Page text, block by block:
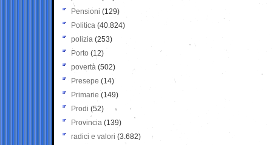
Pensioni (129)
Politica (40.824)
polizia (253)
Porto (12)
povertà (502)
Presepe (14)
Primarie (149)
Prodi (52)
Provincia (139)
radici e valori (3.682)